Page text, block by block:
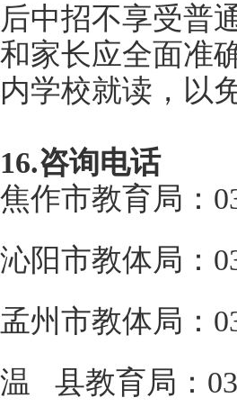
后中招不享受普
和家长应全面准
内学校就读，以
16.咨询电话
焦作市教育局：
沁阳市教体局：
孟州市教体局：
温 县教育局：